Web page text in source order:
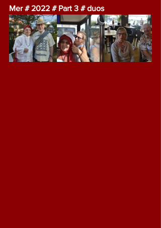
Mer # 2022 # Part 3 # duos